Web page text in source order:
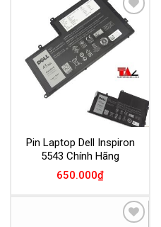
Add to
Wishlist
Pin Laptop Dell Inspiron
5543 Chính Hãng
650.000₫